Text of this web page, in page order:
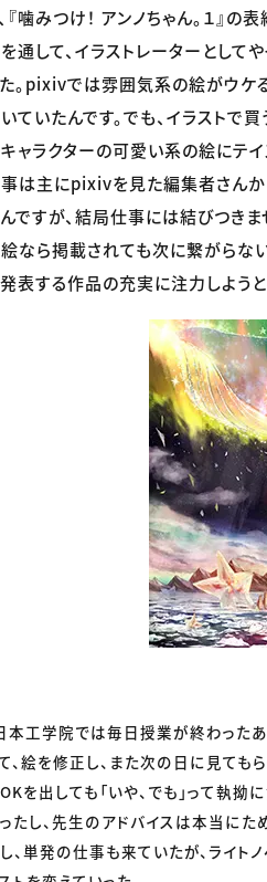
『噛みつけ！ アンノちゃん。１』
通して、イラストレーターとして
。pixivでは雰囲気系の絵がウケ
ていたんです。でも、イラストで
ャラクターの可愛い系の絵にテイ
は主にpixivを見た編集者さんか
ですが、結局仕事には結びつき
なら掲載されても次に繋がらな
表する作品の充実に注力しようと
本工学院では毎日授業が終わった
、絵を修正し、また次の日に見て
を出しても「いや、でも」って執拗
たし、先生のアドバイスは本当に
、単発の仕事も来ていたが、ライ